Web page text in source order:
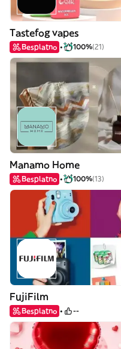
Tastefog vapes
Besplatno 100%(21)
Manamo Home
Besplatno 100%(13)
FujiFilm
Besplatno --